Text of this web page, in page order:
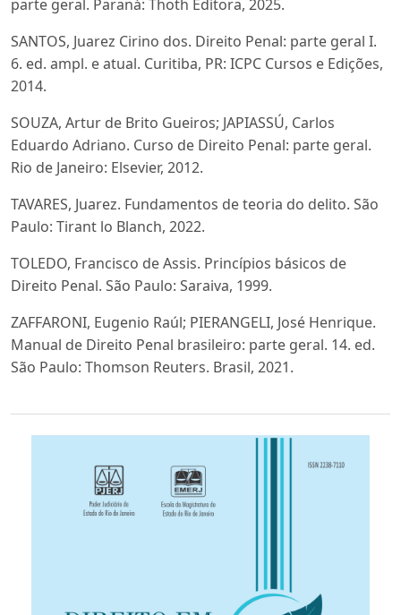
parte geral. Paraná: Thoth Editora, 2025.
SANTOS, Juarez Cirino dos. Direito Penal: parte geral I.
6. ed. ampl. e atual. Curitiba, PR: ICPC Cursos e Edições,
2014.
SOUZA, Artur de Brito Gueiros; JAPIASSÚ, Carlos
Eduardo Adriano. Curso de Direito Penal: parte geral.
Rio de Janeiro: Elsevier, 2012.
TAVARES, Juarez. Fundamentos de teoria do delito. São
Paulo: Tirant lo Blanch, 2022.
TOLEDO, Francisco de Assis. Princípios básicos de
Direito Penal. São Paulo: Saraiva, 1999.
ZAFFARONI, Eugenio Raúl; PIERANGELI, José Henrique.
Manual de Direito Penal brasileiro: parte geral. 14. ed.
São Paulo: Thomson Reuters. Brasil, 2021.